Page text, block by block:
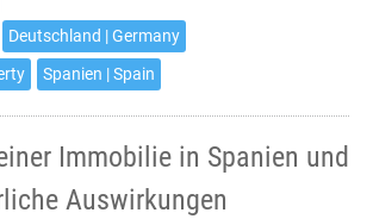
Deutschland | Germany
Spanien | Spain
Immobilie in Spanien und
Auswirkungen